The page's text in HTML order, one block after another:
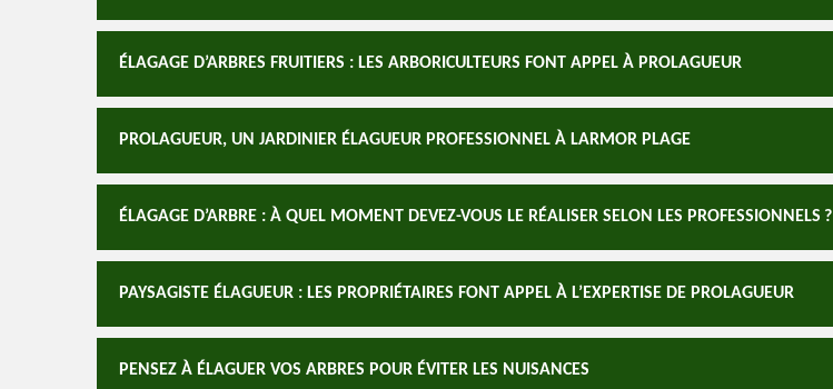
ÉLAGAGE D’ARBRES FRUITIERS : LES ARBORICULTEURS FONT APPEL À PROLAGUEUR
PROLAGUEUR, UN JARDINIER ÉLAGUEUR PROFESSIONNEL À LARMOR PLAGE
ÉLAGAGE D’ARBRE : À QUEL MOMENT DEVEZ-VOUS LE RÉALISER SELON LES PROFESSIONNELS ?
PAYSAGISTE ÉLAGUEUR : LES PROPRIÉTAIRES FONT APPEL À L’EXPERTISE DE PROLAGUEUR
PENSEZ À ÉLAGUER VOS ARBRES POUR ÉVITER LES NUISANCES